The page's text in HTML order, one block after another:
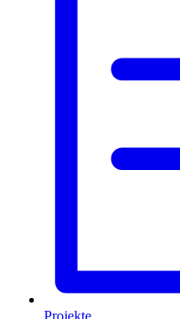
Projekte